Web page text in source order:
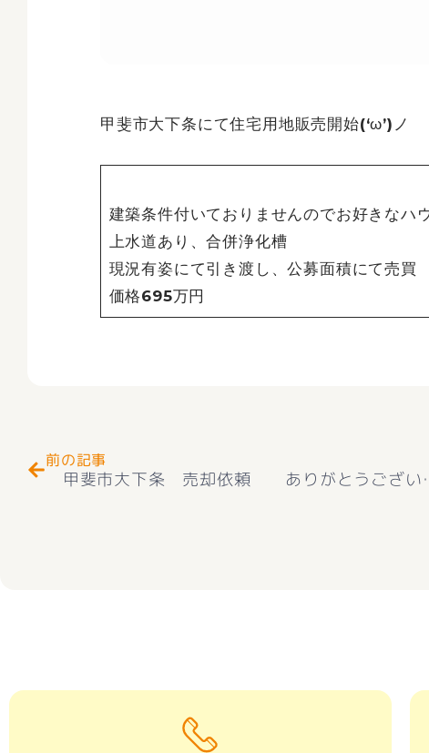
甲斐市大下条にて住宅用地販売開始(‘ω’)ノ
建築条件付いておりませんのでお好きなハ
上水道あり、合併浄化槽
現況有姿にて引き渡し、公募面積にて売買
価格695万円
前の記事
甲斐市大下